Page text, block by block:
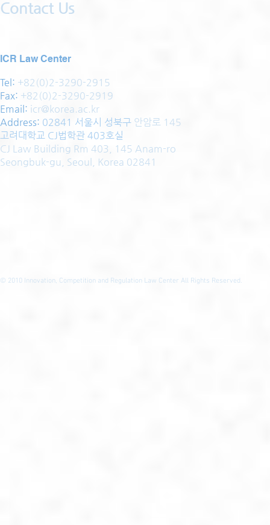
Contact Us
ICR Law Center
Tel: +82(0)2-3290-2915
Fax: +82(0)2-3290-2919
Email: icr@korea.ac.kr
Address: 02841 서울시 성북구 안암로 145
고려대학교 CJ법학관 403호실
CJ Law Building Rm 403, 145 Anam-ro
Seongbuk-gu, Seoul, Korea 02841
© 2010 Innovation, Competition and Regulation Law Center All Rights Reserved.